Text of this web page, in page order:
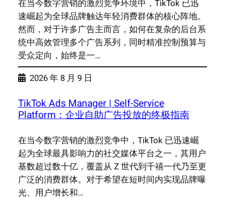
在当今数字营销的激烈竞争环境中，TikTok 已迅
速崛起为全球品牌触达年轻消费群体的核心阵地。
然而，对于许多广告主而言，如何在复杂的后台系
统中高效管理多个广告系列，同时精准控制预算与
受众定向，始终是一…
2026 年 8 月 9 日
TikTok Ads Manager | Self-Service
Platform：企业自助广告投放的终极指南
在当今数字营销的激烈竞争中，TikTok 已迅速崛
起为全球最具影响力的社交媒体平台之一，其用户
基数超过数十亿，覆盖从 Z 世代到千禧一代乃至更
广泛的消费群体。对于希望在短时间内实现品牌曝
光、用户增长和…